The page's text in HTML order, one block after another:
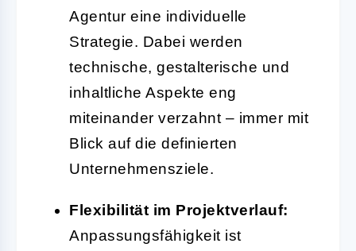
Agentur eine individuelle
Strategie. Dabei werden
technische, gestalterische und
inhaltliche Aspekte eng
miteinander verzahnt – immer mit
Blick auf die definierten
Unternehmensziele.
Flexibilität im Projektverlauf:
Anpassungsfähigkeit ist